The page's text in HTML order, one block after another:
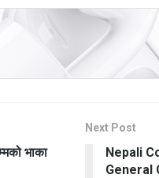
भाका
Next Post
Nepali
General